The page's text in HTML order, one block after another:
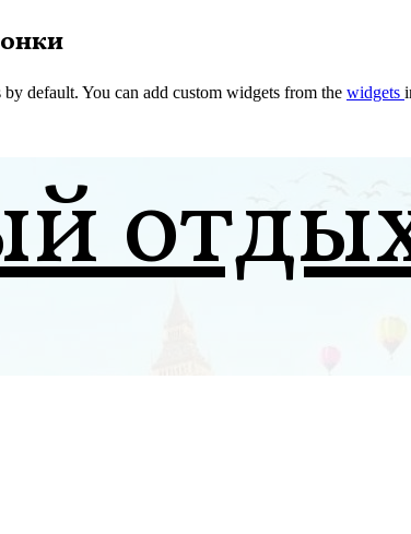
default. You can add custom widgets from the widgets